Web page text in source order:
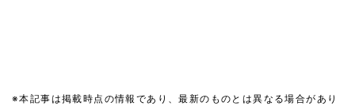
※本記事は掲載時点の情報であり、最新のものとは異なる場合があり